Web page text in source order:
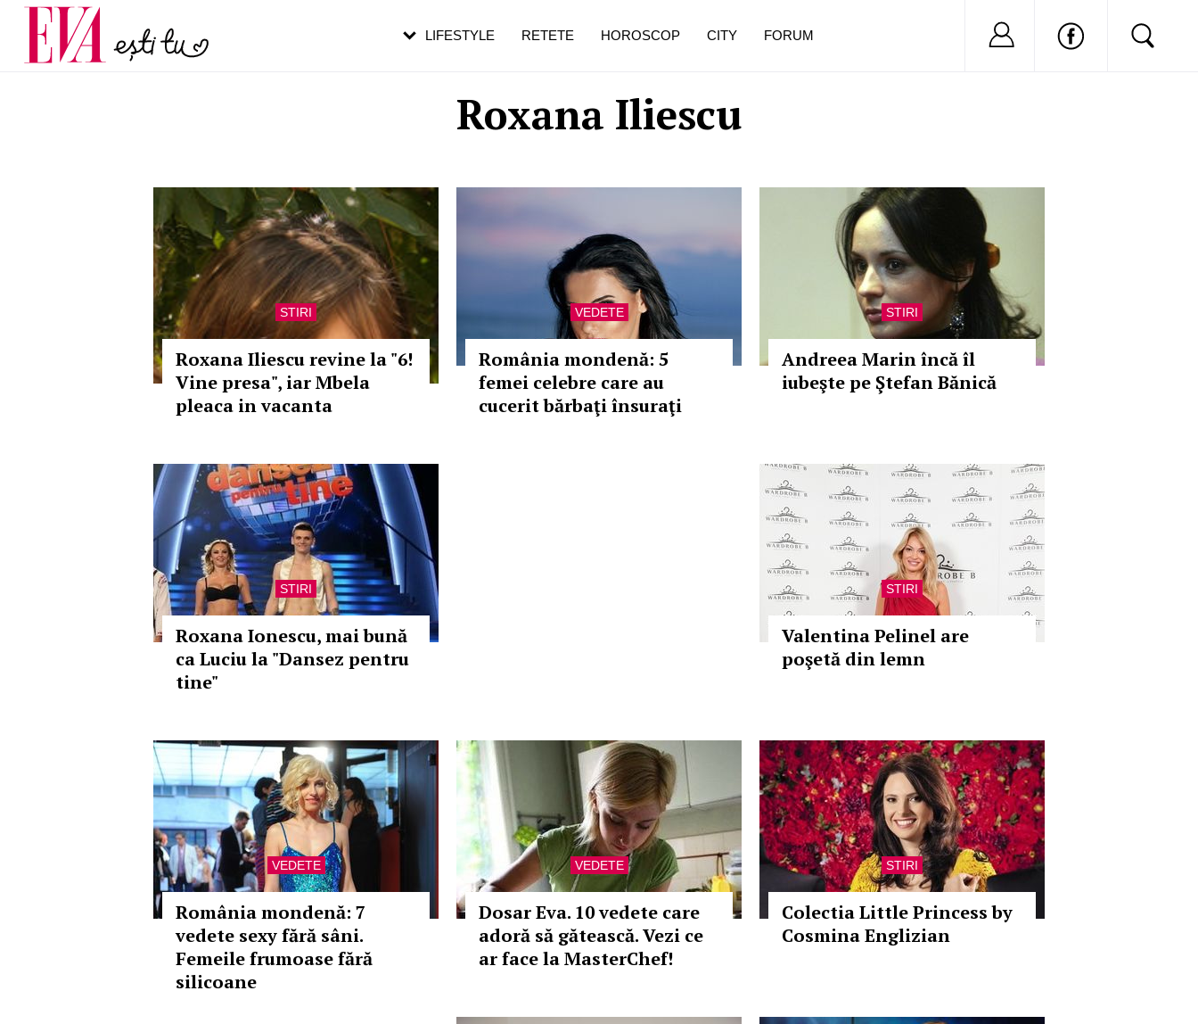
Roxana Iliescu
STIRI
Roxana Iliescu revine la "6!
Vine presa", iar Mbela
pleaca in vacanta
VEDETE
România mondenă: 5
femei celebre care au
cucerit bărbaţi însuraţi
STIRI
Andreea Marin încă îl
iubeşte pe Ştefan Bănică
STIRI
Roxana Ionescu, mai bună
ca Luciu la "Dansez pentru
tine"
STIRI
Valentina Pelinel are
poşetă din lemn
VEDETE
România mondenă: 7
vedete sexy fără sâni.
Femeile frumoase fără
silicoane
VEDETE
Dosar Eva. 10 vedete care
adoră să gătească. Vezi ce
ar face la MasterChef!
STIRI
Colectia Little Princess by
Cosmina Englizian
LIFESTYLE RETETE HOROSCOP CITY FORUM Nu ai cont?
Carieră
Actualitate
pe măsură ce înaintezi în vârstă